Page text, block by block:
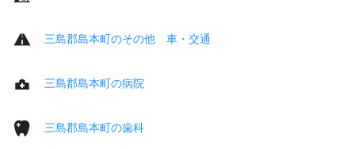
三島郡島本町のその他 車・交通
三島郡島本町の病院
三島郡島本町の歯科